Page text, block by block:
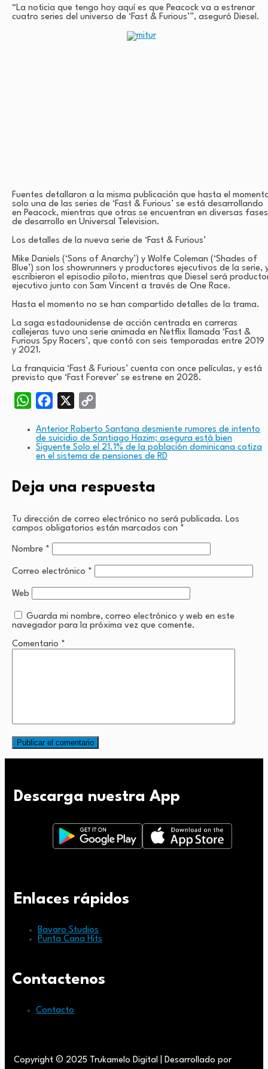
“La noticia que tengo hoy aquí es que Peacock va a estrenar
cuatro series del universo de ‘Fast & Furious’”, aseguró Diesel.
Fuentes detallaron a la misma publicación que hasta el
solo una de las series de ‘Fast & Furious’ se está desarrollando
en Peacock, mientras que otras se encuentran en diversas fases
de desarrollo en Universal Television.
Los detalles de la nueva serie de ‘Fast & Furious’
Mike Daniels (‘Sons of Anarchy’) y Wolfe Coleman (‘Shades of
Blue’) son los showrunners y productores ejecutivos de la serie,
escribieron el episodio piloto, mientras que Diesel será
ejecutivo junto con Sam Vincent a través de One Race.
Hasta el momento no se han compartido detalles de la trama.
La saga estadounidense de acción centrada en carreras
callejeras tuvo una serie animada en Netflix llamada ‘Fast &
Furious Spy Racers’, que contó con seis temporadas entre 2019
y 2021.
La franquicia ‘Fast & Furious’ cuenta con once películas, y está
previsto que ‘Fast Forever’ se estrene en 2028.
WhatsAppFacebook
Anterior Roberto Santana desmiente rumores de intento
de suicidio de Santiago Hazim; asegura está bien
Siguente Solo el 21.1% de la población dominicana cotiza
en el sistema de pensiones de RD
Deja una respuesta
Tu dirección de correo electrónico no será publicada. Los
campos obligatorios están marcados con *
Nombre *
Correo electrónico *
Web
Guarda mi nombre, correo electrónico y web en este
navegador para la próxima vez que comente.
Comentario *
Descarga nuestra App
Enlaces rápidos
Bavaro Studios
Punta Cana Hits
Contactenos
Contacto
Copyright © 2025 Trukamelo Digital | Desarrollado por